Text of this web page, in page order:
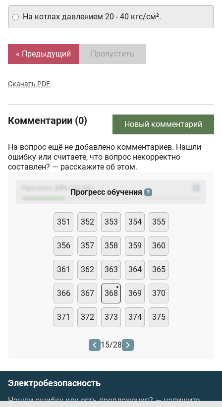
На котлах давлением 20 - 40 кгс/см².
« Предыдущий Пропустить
Скачать PDF
Комментарии (0) Новый комментарий
На вопрос ещё не добавлено комментариев. Нашли
ошибку или считаете, что вопрос некорректно
составлен? — расскажите об этом.
(23
Прогресс обучения ?
351 352 353 354 355
356 357 358 359 360
361 362 363 364 365
366 367 368 369 370
371 372 373 374 375
15/28
Электробезопасность
Нашли ошибку или есть предложения? —напишите